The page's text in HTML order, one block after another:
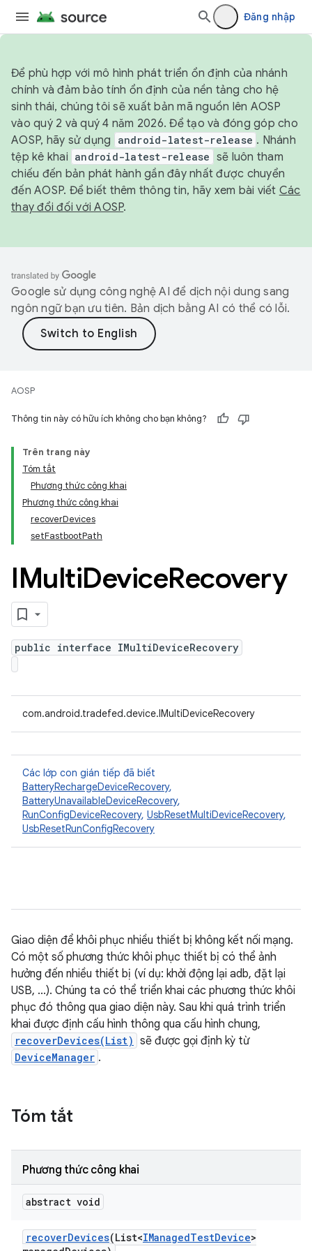
Đăng nhập
Để phù hợp với mô hình phát triển ổn định của nhánh
chính và đảm bảo tính ổn định của nền tảng cho hệ
sinh thái, chúng tôi sẽ xuất bản mã nguồn lên AOSP
vào quý 2 và quý 4 năm 2026. Để tạo và đóng góp cho
AOSP, hãy sử dụng
android-latest-release . Nhánh
tệp kê khai android-latest-release sẽ luôn tham
chiếu đến bản phát hành gần đây nhất được chuyển
đến AOSP. Để biết thêm thông tin, hãy xem bài viết Các
thay đổi đối với AOSP.
Google sử dụng công nghệ AI để dịch nội dung sang
ngôn ngữ bạn ưu tiên. Bản dịch bằng AI có thể có lỗi.
AOSP
Thông tin này có hữu ích không cho bạn không?
Trên trang này
Tóm tắt
Phương thức công khai
Phương thức công khai
recoverDevices
setFastbootPath
IMultiDeviceRecovery
public interface IMultiDeviceRecovery
com.android.tradefed.device.IMultiDeviceRecovery
Các lớp con gián tiếp đã biết
BatteryRechargeDeviceRecovery,
BatteryUnavailableDeviceRecovery,
RunConfigDeviceRecovery, UsbResetMultiDeviceRecovery,
UsbResetRunConfigRecovery
Giao diện để khôi phục nhiều thiết bị không kết nối mạng.
Có một số phương thức khôi phục thiết bị có thể ảnh
hưởng đến nhiều thiết bị (ví dụ: khởi động lại adb, đặt lại
USB, ...). Chúng ta có thể triển khai các phương thức khôi
phục đó thông qua giao diện này. Sau khi quá trình triển
khai được định cấu hình thông qua cấu hình chung,
recoverDevices(List) sẽ được gọi định kỳ từ
DeviceManager .
Tóm tắt
Phương thức công khai
abstract void
recoverDevices(List<IManagedTestDevice>